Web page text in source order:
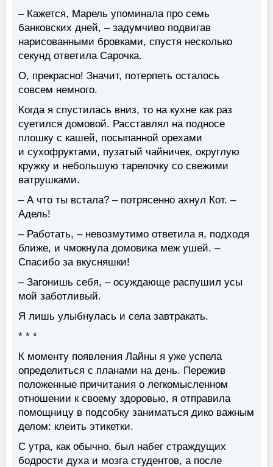
– Кажется, Марель упоминала про семь
банковских дней, – задумчиво подвигав
нарисованными бровками, спустя несколько
секунд ответила Сарочка.
О, прекрасно! Значит, потерпеть осталось
совсем немного.
Когда я спустилась вниз, то на кухне как раз
суетился домовой. Расставлял на подносе
плошку с кашей, посыпанной орехами
и сухофруктами, пузатый чайничек, округлую
кружку и небольшую тарелочку со свежими
ватрушками.
– А что ты встала? – потрясенно ахнул Кот. –
Адель!
– Работать, – невозмутимо ответила я, подходя
ближе, и чмокнула домовика меж ушей. –
Спасибо за вкусняшки!
– Загонишь себя, – осуждающе распушил усы
мой заботливый.
Я лишь улыбнулась и села завтракать.
* * *
К моменту появления Лайны я уже успела
определиться с планами на день. Пережив
положенные причитания о легкомысленном
отношении к своему здоровью, я отправила
помощницу в подсобку заниматься дико важным
делом: клеить этикетки.
С утра, как обычно, был набег страждущих
бодрости духа и мозга студентов, а после